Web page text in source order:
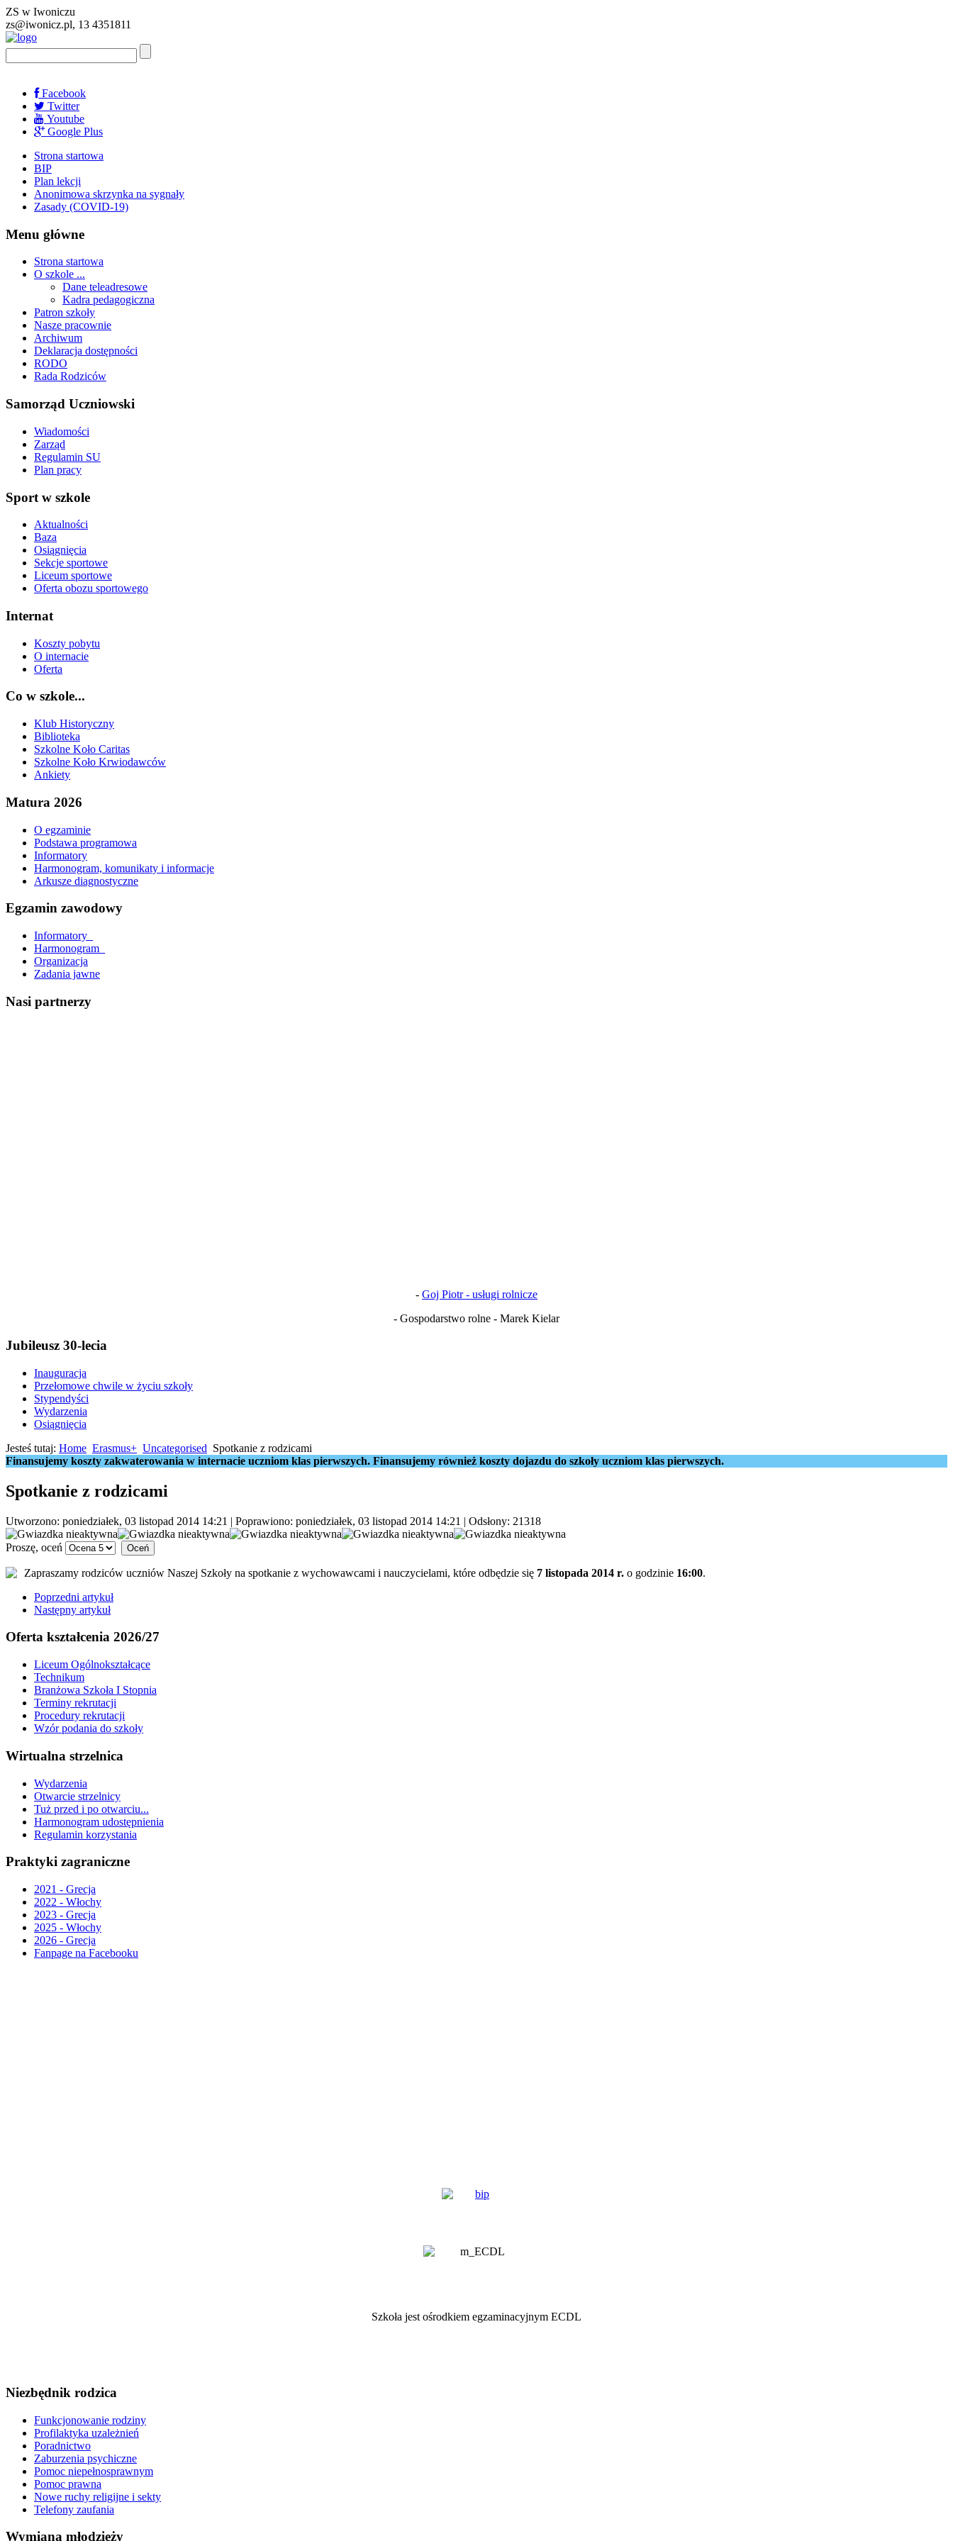
ZS w Iwoniczu
zs@iwonicz.pl, 13 4351811
Facebook
Twitter
Youtube
Google Plus
Strona startowa
BIP
Plan lekcji
Anonimowa skrzynka na sygnały
Zasady (COVID-19)
Menu główne
Strona startowa
O szkole ...
Dane teleadresowe
Kadra pedagogiczna
Patron szkoły
Nasze pracownie
Archiwum
Deklaracja dostępności
RODO
Rada Rodziców
Samorząd Uczniowski
Wiadomości
Zarząd
Regulamin SU
Plan pracy
Sport w szkole
Aktualności
Baza
Osiągnięcia
Sekcje sportowe
Liceum sportowe
Oferta obozu sportowego
Internat
Koszty pobytu
O internacie
Oferta
Co w szkole...
Klub Historyczny
Biblioteka
Szkolne Koło Caritas
Szkolne Koło Krwiodawców
Ankiety
Matura 2026
O egzaminie
Podstawa programowa
Informatory
Harmonogram, komunikaty i informacje
Arkusze diagnostyczne
Egzamin zawodowy
Informatory_
Harmonogram_
Organizacja
Zadania jawne
Nasi partnerzy
- Goj Piotr - usługi rolnicze
- Gospodarstwo rolne - Marek Kielar
Jubileusz 30-lecia
Inauguracja
Przełomowe chwile w życiu szkoły
Stypendyści
Wydarzenia
Osiągnięcia
Jesteś tutaj: Home Erasmus+ Uncategorised Spotkanie z rodzicami
Finansujemy koszty zakwaterowania w internacie uczniom klas pierwszych. Finansujemy również koszty dojazdu do szkoły uczniom klas pierwszych.
Spotkanie z rodzicami
Utworzono: poniedziałek, 03 listopad 2014 14:21 | Poprawiono: poniedziałek, 03 listopad 2014 14:21 | Odsłony: 21318
Proszę, oceń
Zapraszamy rodziców uczniów Naszej Szkoły na spotkanie z wychowawcami i nauczycielami, które odbędzie się 7 listopada 2014 r. o godzinie 16:00.
Poprzedni artykuł
Następny artykuł
Oferta kształcenia 2026/27
Liceum Ogólnokształcące
Technikum
Branżowa Szkoła I Stopnia
Terminy rekrutacji
Procedury rekrutacji
Wzór podania do szkoły
Wirtualna strzelnica
Wydarzenia
Otwarcie strzelnicy
Tuż przed i po otwarciu...
Harmonogram udostępnienia
Regulamin korzystania
Praktyki zagraniczne
2021 - Grecja
2022 - Włochy
2023 - Grecja
2025 - Włochy
2026 - Grecja
Fanpage na Facebooku
Szkoła jest ośrodkiem egzaminacyjnym ECDL
Niezbędnik rodzica
Funkcjonowanie rodziny
Profilaktyka uzależnień
Poradnictwo
Zaburzenia psychiczne
Pomoc niepełnosprawnym
Pomoc prawna
Nowe ruchy religijne i sekty
Telefony zaufania
Wymiana młodzieży